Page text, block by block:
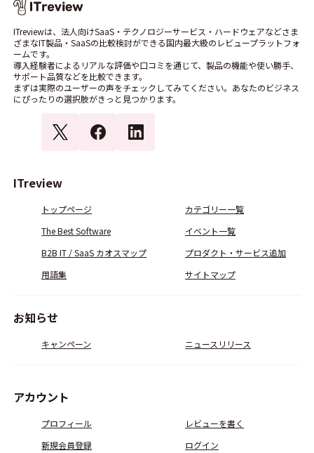
ITreviewは、法人向けSaaS・テクノロジーサービス・ハードウェアなどさま
ざまなIT製品・SaaSの比較検討ができる国内最大級のレビュープラットフォ
ームです。
導入経験者によるリアルな評価や口コミを通じて、製品の機能や使い勝手、
サポート品質などを比較できます。
まずは実際のユーザーの声をチェックしてみてください。あなたのビジネス
にぴったりの選択肢がきっと見つかります。
ITreview
トップページ
カテゴリー一覧
The Best Software
イベント一覧
B2B IT / SaaS カオスマップ
プロダクト・サービス追加
用語集
サイトマップ
お知らせ
キャンペーン ニュースリリース
アカウント
プロフィール
レビューを書く
新規会員登録
ログイン